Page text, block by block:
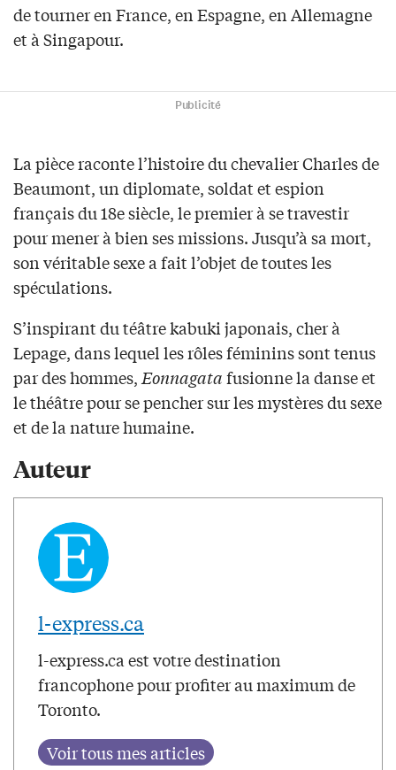
de tourner en France, en Espagne, en Allemagne
et à Singapour.
Publicité
La pièce raconte l’histoire du chevalier Charles de
Beaumont, un diplomate, soldat et espion
français du 18e siècle, le premier à se travestir
pour mener à bien ses missions. Jusqu’à sa mort,
son véritable sexe a fait l’objet de toutes les
spéculations.
S’inspirant du téâtre kabuki japonais, cher à
Lepage, dans lequel les rôles féminins sont tenus
par des hommes, Eonnagatafusionne la danse et
le théâtre pour se pencher sur les mystères du sexe
et de la nature humaine.
Auteur
l-express.ca
l-express.ca est votre destination
francophone pour profiter au maximum de
Toronto.